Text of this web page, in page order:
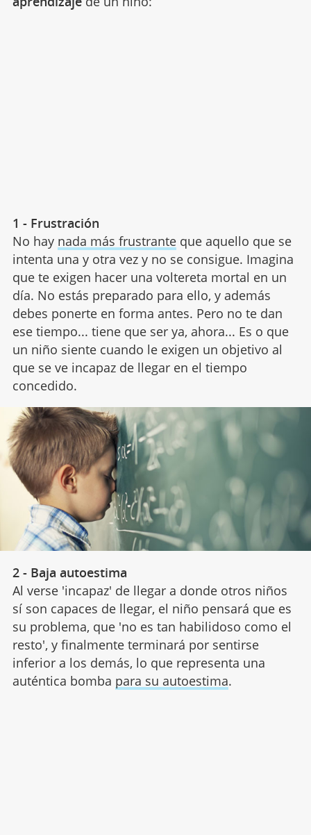
1 - Frustración
No hay nada más frustranteque aquello que se
intenta una y otra vez y no se consigue. Imagina
que te exigen hacer una voltereta mortal en un
día. No estás preparado para ello, y además
debes ponerte en forma antes. Pero no te dan
ese tiempo... tiene que ser ya, ahora... Es o que
un niño siente cuando le exigen un objetivo al
que se ve incapaz de llegar en el tiempo
concedido.
2 - Baja autoestima
Al verse 'incapaz' de llegar a donde otros niños
sí son capaces de llegar, el niño pensará que es
su problema, que 'no es tan habilidoso como el
resto', y finalmente terminará por sentirse
inferior a los demás, lo que representa una
auténtica bomba para su autoestima.